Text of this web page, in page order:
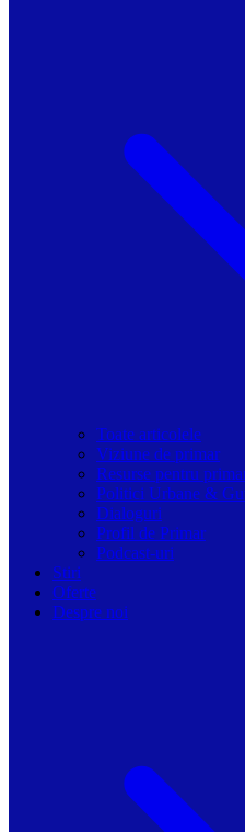
Toate articolele
Viziune de primar
Resurse pentru
Politici Urbane &
Dialoguri
Profil de Primar
Podcast-uri
Stiri
Oferte
Despre noi